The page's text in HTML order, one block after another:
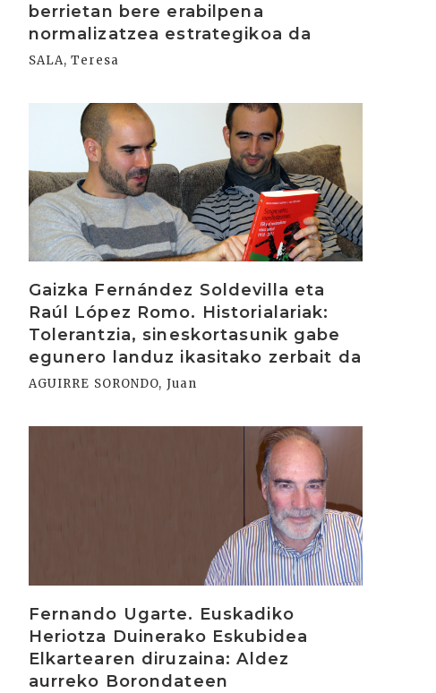
berrietan bere erabilpena
normalizatzea estrategikoa da
SALA, Teresa
Gaizka Fernández Soldevilla eta
Raúl López Romo. Historialariak:
Tolerantzia, sineskortasunik gabe
egunero landuz ikasitako zerbait da
AGUIRRE SORONDO, Juan
Irakurri
Fernando Ugarte. Euskadiko
Heriotza Duinerako Eskubidea
Elkartearen diruzaina: Aldez
aurreko Borondateen